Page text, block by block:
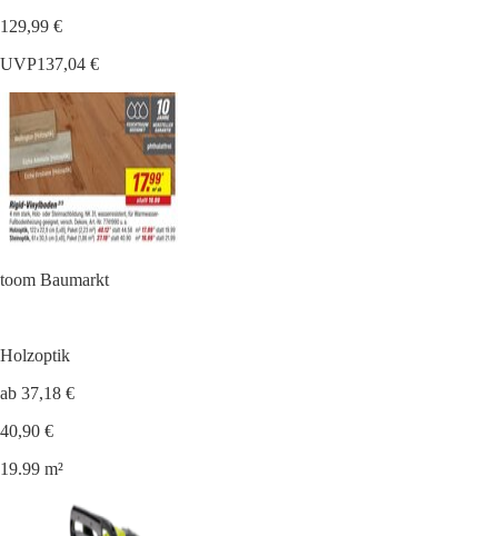
129,99 €
UVP137,04 €
toom Baumarkt
Holzoptik
ab 37,18 €
40,90 €
19.99 m²